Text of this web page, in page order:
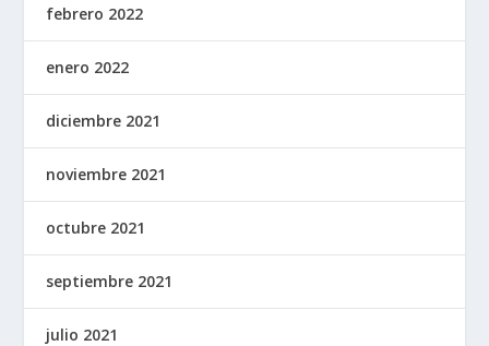
febrero 2022
enero 2022
diciembre 2021
noviembre 2021
octubre 2021
septiembre 2021
julio 2021